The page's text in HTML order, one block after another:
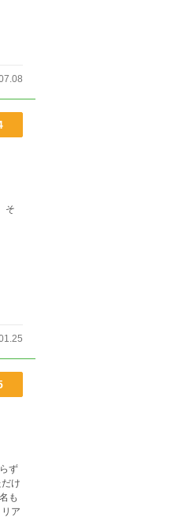
そ
ず
け
も